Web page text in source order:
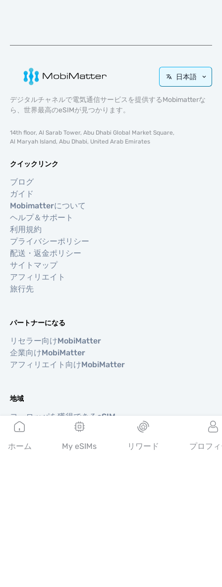
日本語
デジタルチャネルで電気通信サービスを提供するMobimatterな
ら、世界最高のeSIMが見つかります。
14th floor, Al Sarab Tower, Abu Dhabi Global Market Square,
Al Maryah Island, Abu Dhabi, United Arab Emirates
クイックリンク
ブログ
ガイド
Mobimatterについて
ヘルプ＆サポート
利用規約
プライバシーポリシー
配送・返金ポリシー
サイトマップ
アフィリエイト
旅行先
パートナーになる
リセラー向けMobiMatter
企業向けMobiMatter
アフィリエイト向けMobiMatter
地域
ヨーロッパを獲得できるeSIM
アジアを獲得できるeSIM
中東を獲得できるeSIM
ホーム My eSIMs リワード プロフ